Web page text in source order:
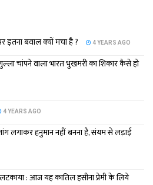
इतना बवाल क्‍यों मचा है ? 4 YEARS AGO
चांपने वाला भारत भुखमरी का शिकार कैसे हो
4 YEARS AGO
लगाकर हनुमान नहीं बनना है, संयम से लड़ाई
: आज यह कातिल हसीना प्रेमी के लिये